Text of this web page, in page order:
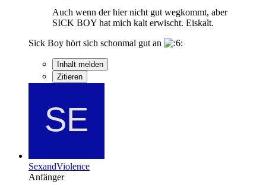
Auch wenn der hier nicht gut wegkommt, aber
SICK BOY hat mich kalt erwischt. Eiskalt.
Sick Boy hört sich schonmal gut an
Inhalt melden
Zitieren
SexandViolence
Anfänger